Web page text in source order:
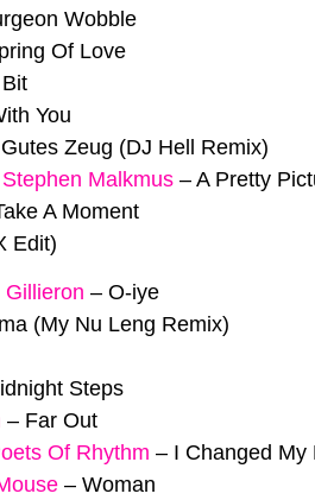
Wobble
Of Love
Bit
You
Zeug (DJ Hell Remix)
Stephen Malkmus – A Pretty
A Moment
Edit)
Gillieron – O-iye
(My Nu Leng Remix)
Steps
– Far Out
Of Rhythm – I Changed My
– Woman